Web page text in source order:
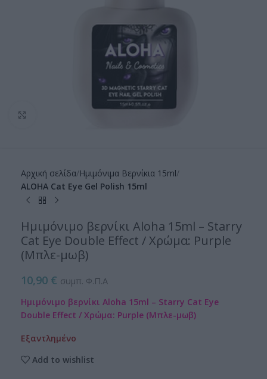
Αρχική σελίδα Ημιμόνιμα Βερνίκια 15ml
ALOHA Cat Eye Gel Polish 15ml
Ημιμόνιμο βερνίκι Aloha 15ml – Starry
Cat Eye Double Effect / Χρώμα: Purple
(Μπλε-μωβ)
10,90 € συμπ. Φ.Π.Α
Ημιμόνιμο βερνίκι Aloha 15ml – Starry Cat Eye
Double Effect / Χρώμα: Purple (Μπλε-μωβ)
Εξαντλημένο
Add to wishlist